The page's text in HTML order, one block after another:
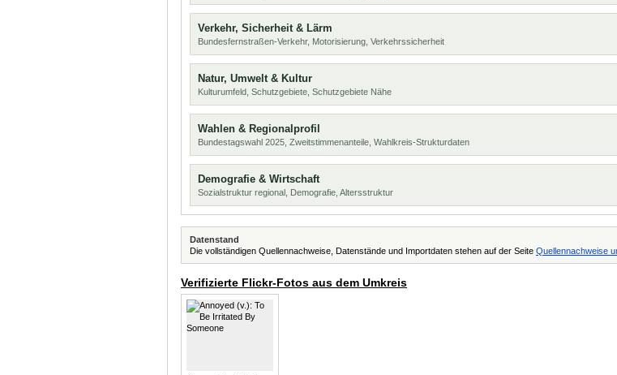
Verkehr, Sicherheit & Lärm
Bundesfernstraßen-Verkehr, Motorisierung, Verkehrssicherheit
Natur, Umwelt & Kultur
Kulturumfeld, Schutzgebiete, Schutzgebiete Nähe
Wahlen & Regionalprofil
Bundestagswahl 2025, Zweitstimmenanteile, Wahlkreis-Strukturdaten
Demografie & Wirtschaft
Sozialstruktur regional, Demografie, Altersstruktur
Datenstand
Die vollständigen Quellennachweise, Datenstände und Importdaten stehen auf der Seite Quellennachweise
Verifizierte Flickr-Fotos aus dem Umkreis